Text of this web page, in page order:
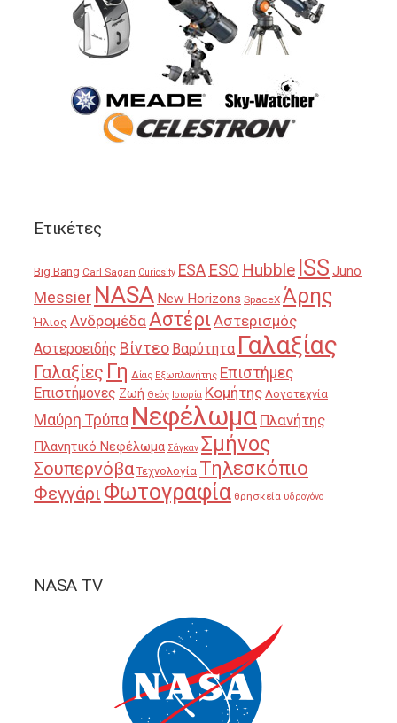
Ετικέτες
Big Bang Carl Sagan Curiosity ESA ESO Hubble ISS Juno
Messier NASA New Horizons SpaceX Άρης
Ήλιος ΑνδρομέδαΑστέρι Αστερισμός
Αστεροειδής Βίντεο Βαρύτητα Γαλαξίας
Γαλαξίες Γη Δίας Εξωπλανήτης Επιστήμες
Επιστήμονες Ζωή Θεός Ιστορία Κομήτης Λογοτεχνία
Μαύρη Τρύπα Νεφέλωμα Πλανήτης
Πλανητικό Νεφέλωμα Σάγκαν Σμήνος
Σουπερνόβα Τεχνολογία Τηλεσκόπιο
Φεγγάρι Φωτογραφία θρησκεία υδρογόνο
NASA TV